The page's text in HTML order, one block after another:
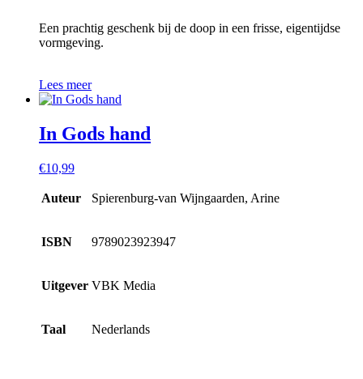
Een prachtig geschenk bij de doop in een frisse, eigentijdse
vormgeving.
Lees meer
In Gods hand
€10,99
Auteur Spierenburg-van Wijngaarden, Arine
ISBN 9789023923947
Uitgever VBK Media
Taal Nederlands